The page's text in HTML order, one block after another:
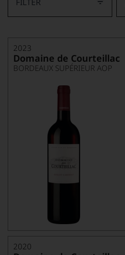
2023
Domaine de Courteillac
BORDEAUX SUPÉRIEUR AOP
2020